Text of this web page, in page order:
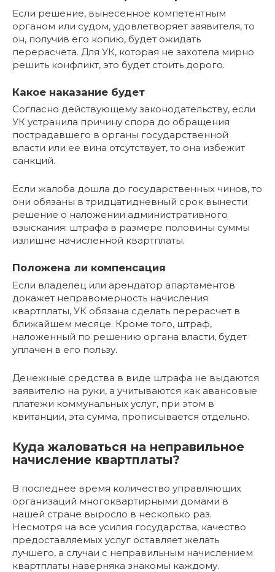
Если решение, вынесенное компетентным
органом или судом, удовлетворяет заявителя, то
он, получив его копию, будет ожидать
перерасчета. Для УК, которая не захотела мирно
решить конфликт, это будет стоить дорого.
Какое наказание будет
Согласно действующему законодательству, если
УК устранила причину спора до обращения
пострадавшего в органы государственной
власти или ее вина отсутствует, то она избежит
санкций.
Если жалоба дошла до государственных чинов, то
они обязаны в тридцатидневный срок вынести
решение о наложении административного
взыскания: штрафа в размере половины суммы
излишне начисленной квартплаты.
Положена ли компенсация
Если владелец или арендатор апартаментов
докажет неправомерность начисления
квартплаты, УК обязана сделать перерасчет в
ближайшем месяце. Кроме того, штраф,
наложенный по решению органа власти, будет
уплачен в его пользу.
Денежные средства в виде штрафа не выдаются
заявителю на руки, а учитываются как авансовые
платежи коммунальных услуг, при этом в
квитанции, эта сумма, прописывается отдельно.
Куда жаловаться на неправильное
начисление квартплаты?
В последнее время количество управляющих
организаций многоквартирными домами в
нашей стране выросло в несколько раз.
Несмотря на все усилия государства, качество
предоставляемых услуг оставляет желать
лучшего, а случаи с неправильным начислением
квартплаты наверняка знакомы каждому.